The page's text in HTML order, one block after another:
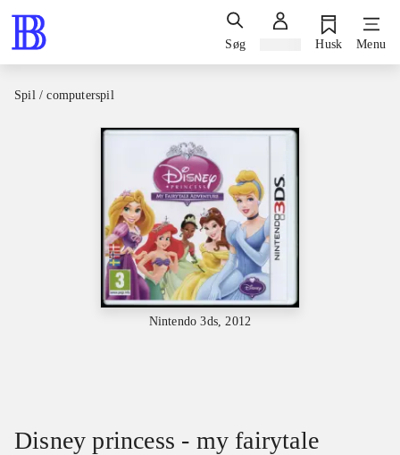
Søg Husk Menu
Spil / computerspil
Nintendo 3ds, 2012
Disney princess - my fairytale